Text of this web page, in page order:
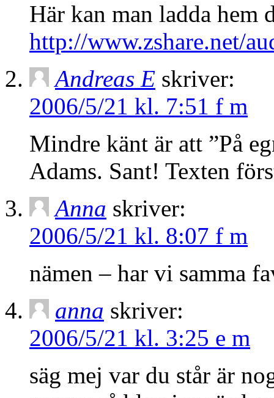
Här kan man ladda hem
http://www.zshare.net/
Andreas E skriver:
2006/5/21 kl. 7:51 f m
Mindre känt är att ”På
Adams. Sant! Texten
Anna skriver:
2006/5/21 kl. 8:07 f m
nämen – har vi samma
anna skriver:
2006/5/21 kl. 3:25 e m
säg mej var du står är